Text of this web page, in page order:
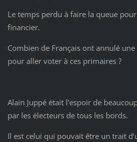
Le temps perdu à faire la queue
financier.
Combien de Français ont annulé
pour aller voter à ces primaires ?
Alain Juppé était l’espoir de
par les électeurs de tous les bords.
Il est celui qui pouvait être un trait